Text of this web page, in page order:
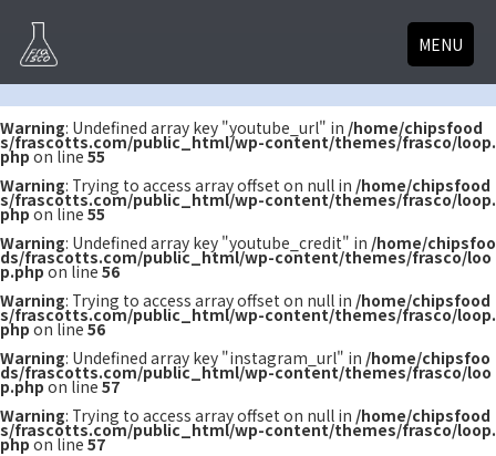
MENU
Warning: Undefined array key "youtube_url" in /home/chipsfood
s/frascotts.com/public_html/wp-content/themes/frasco/loop.
php on line 55
Warning: Trying to access array offset on null in /home/chipsfood
s/frascotts.com/public_html/wp-content/themes/frasco/loop.
php on line 55
Warning: Undefined array key "youtube_credit" in /home/chipsfoo
ds/frascotts.com/public_html/wp-content/themes/frasco/loo
p.php on line 56
Warning: Trying to access array offset on null in /home/chipsfood
s/frascotts.com/public_html/wp-content/themes/frasco/loop.
php on line 56
Warning: Undefined array key "instagram_url" in /home/chipsfoo
ds/frascotts.com/public_html/wp-content/themes/frasco/loo
p.php on line 57
Warning: Trying to access array offset on null in /home/chipsfood
s/frascotts.com/public_html/wp-content/themes/frasco/loop.
php on line 57